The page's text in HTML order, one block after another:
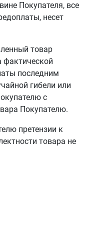
Покупателя, все
несет
товар
фактической
последним
гибели или
с
Покупателю.
претензии к
товара не